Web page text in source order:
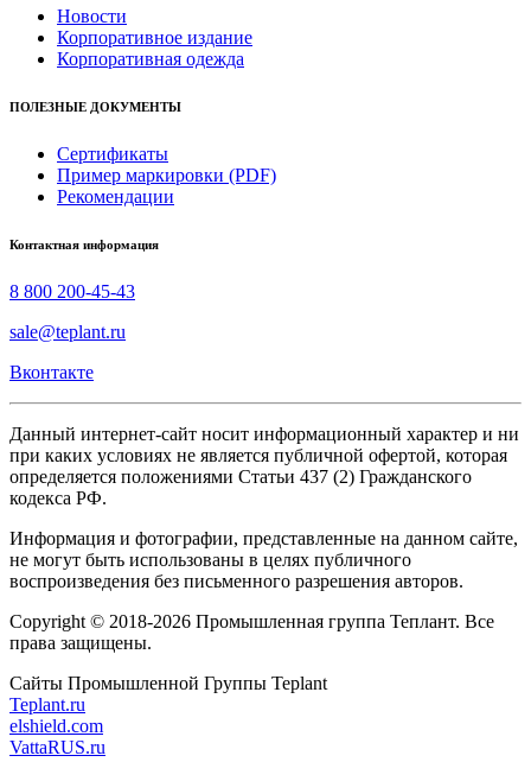
Новости
Корпоративное издание
Корпоративная одежда
ПОЛЕЗНЫЕ ДОКУМЕНТЫ
Сертификаты
Пример маркировки (PDF)
Рекомендации
Контактная информация
8 800 200-45-43
sale@teplant.ru
Вконтакте
Данный интернет-сайт носит информационный характер и ни
при каких условиях не является публичной офертой, которая
определяется положениями Статьи 437 (2) Гражданского
кодекса РФ.
Информация и фотографии, представленные на данном сайте,
не могут быть использованы в целях публичного
воспроизведения без письменного разрешения авторов.
Copyright © 2018-2026 Промышленная группа Теплант. Все
права защищены.
Сайты Промышленной Группы Teplant
Teplant.ru
elshield.com
VattaRUS.ru